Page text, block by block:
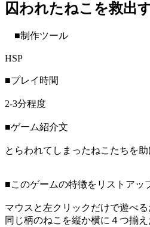
囚われたねこを救出
■制作ツール
HSP
■プレイ時間
2-3分程度
■ゲーム紹介文
とらわれてしまったねこたちを助
■このゲームの特徴をリストアッ
マウスと左クリックだけで遊べ
同じ柄のねこを縦か横に４つ揃え